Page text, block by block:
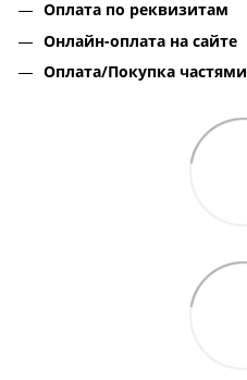
Оплата по реквизитам
Онлайн-оплата на сайте
Оплата/Покупка частями